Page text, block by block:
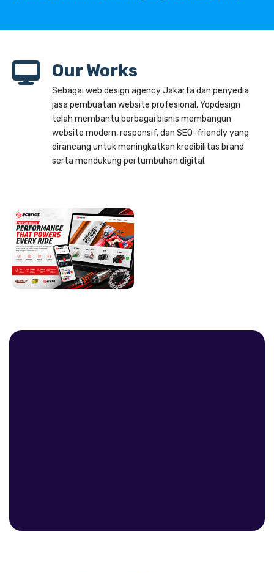
Our Works
Sebagai web design agency Jakarta dan penyedia
jasa pembuatan website profesional, Yopdesign
telah membantu berbagai bisnis membangun
website modern, responsif, dan SEO-friendly yang
dirancang untuk meningkatkan kredibilitas brand
serta mendukung pertumbuhan digital.